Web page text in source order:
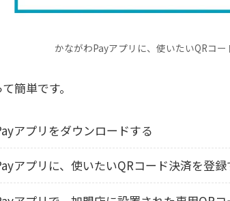
かながわPayアプリに、使いたいQRコ
簡単です。
アプリをダウンロードする
アプリに、使いたいQRコード決済を登録